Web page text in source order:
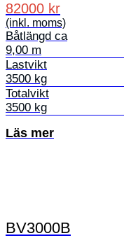
82000 kr
(inkl. moms)
Båtlängd ca
9,00 m
Lastvikt
3500 kg
Totalvikt
3500 kg
Läs mer
BV3000B